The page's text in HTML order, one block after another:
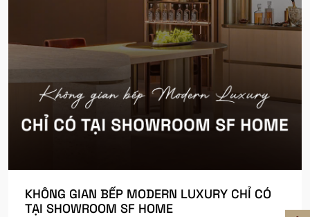
KHÔNG GIAN BẾP MODERN LUXURY CHỈ CÓ
TẠI SHOWROOM SF HOME